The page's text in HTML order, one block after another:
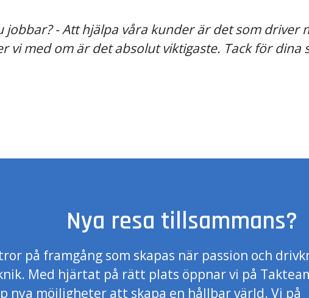
- Att hjälpa våra kunder är det som driver
vi med om är det absolut viktigaste. Tack för
Nya resa tillsammans?
på framgång som skapas när passion och
Med hjärtat på rätt plats öppnar vi på
nya möjligheter att skapa en hållbar värld. Vi på